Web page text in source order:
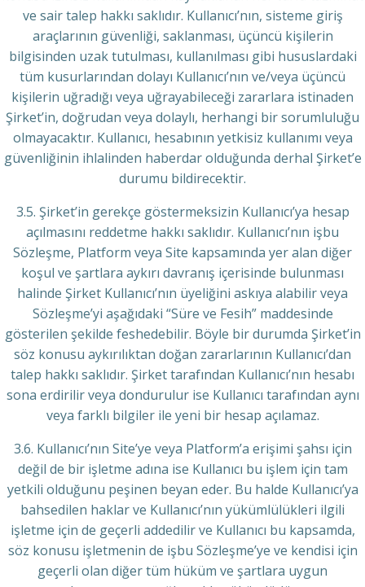
ve sair talep hakkı saklıdır. Kullanıcı’nın, sisteme giriş
araçlarının güvenliği, saklanması, üçüncü kişilerin
bilgisinden uzak tutulması, kullanılması gibi hususlardaki
tüm kusurlarından dolayı Kullanıcı’nın ve/veya üçüncü
kişilerin uğradığı veya uğrayabileceği zararlara istinaden
Şirket’in, doğrudan veya dolaylı, herhangi bir sorumluluğu
olmayacaktır. Kullanıcı, hesabının yetkisiz kullanımı veya
güvenliğinin ihlalinden haberdar olduğunda derhal Şirket’e
durumu bildirecektir.
3.5. Şirket’in gerekçe göstermeksizin Kullanıcı’ya hesap
açılmasını reddetme hakkı saklıdır. Kullanıcı’nın işbu
Sözleşme, Platform veya Site kapsamında yer alan diğer
koşul ve şartlara aykırı davranış içerisinde bulunması
halinde Şirket Kullanıcı’nın üyeliğini askıya alabilir veya
Sözleşme’yi aşağıdaki “Süre ve Fesih” maddesinde
gösterilen şekilde feshedebilir. Böyle bir durumda Şirket’in
söz konusu aykırılıktan doğan zararlarının Kullanıcı’dan
talep hakkı saklıdır. Şirket tarafından Kullanıcı’nın hesabı
sona erdirilir veya dondurulur ise Kullanıcı tarafından aynı
veya farklı bilgiler ile yeni bir hesap açılamaz.
3.6. Kullanıcı’nın Site’ye veya Platform’a erişimi şahsı için
değil de bir işletme adına ise Kullanıcı bu işlem için tam
yetkili olduğunu peşinen beyan eder. Bu halde Kullanıcı’ya
bahsedilen haklar ve Kullanıcı’nın yükümlülükleri ilgili
işletme için de geçerli addedilir ve Kullanıcı bu kapsamda,
söz konusu işletmenin de işbu Sözleşme’ye ve kendisi için
geçerli olan diğer tüm hüküm ve şartlara uygun